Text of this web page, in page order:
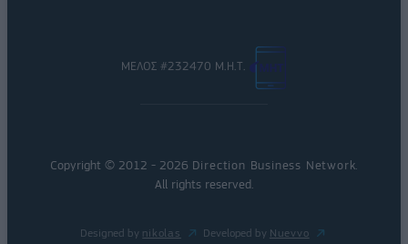
ΜΕΛΟΣ #232470 Μ.Η.Τ.
Copyright © 2012 - 2026 Direction Business Network
All rights reserved.
Designed by nikolas Developed by Nuevvo